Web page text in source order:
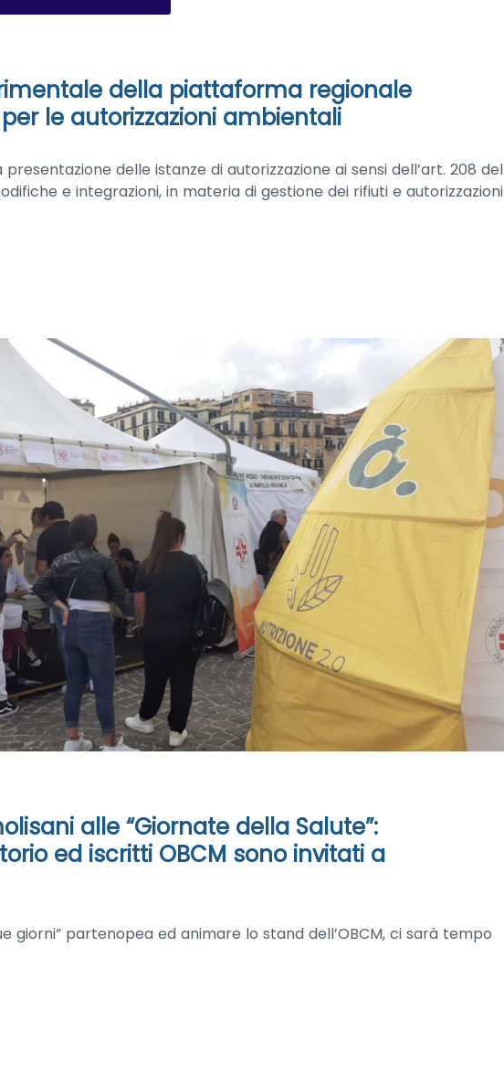
della piattaforma regionale
le autorizzazioni ambientali
delle istanze di autorizzazione ai sensi dell’art. 208 del
e integrazioni, in materia di gestione dei rifiuti e autorizzazioni
alle “Giornate della Salute”:
ed iscritti OBCM sono invitati a
giorni” partenopea ed animare lo stand dell’OBCM, ci sarà tempo